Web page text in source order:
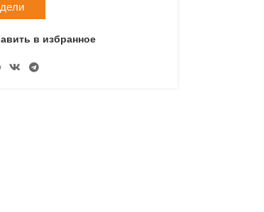
в избранное